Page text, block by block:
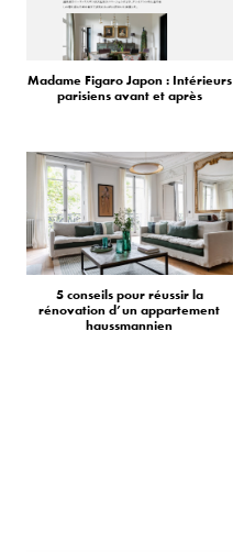
Madame Figaro Japon : Intérieurs
parisiens avant et après
5 conseils pour réussir la
rénovation d’un appartement
haussmannien